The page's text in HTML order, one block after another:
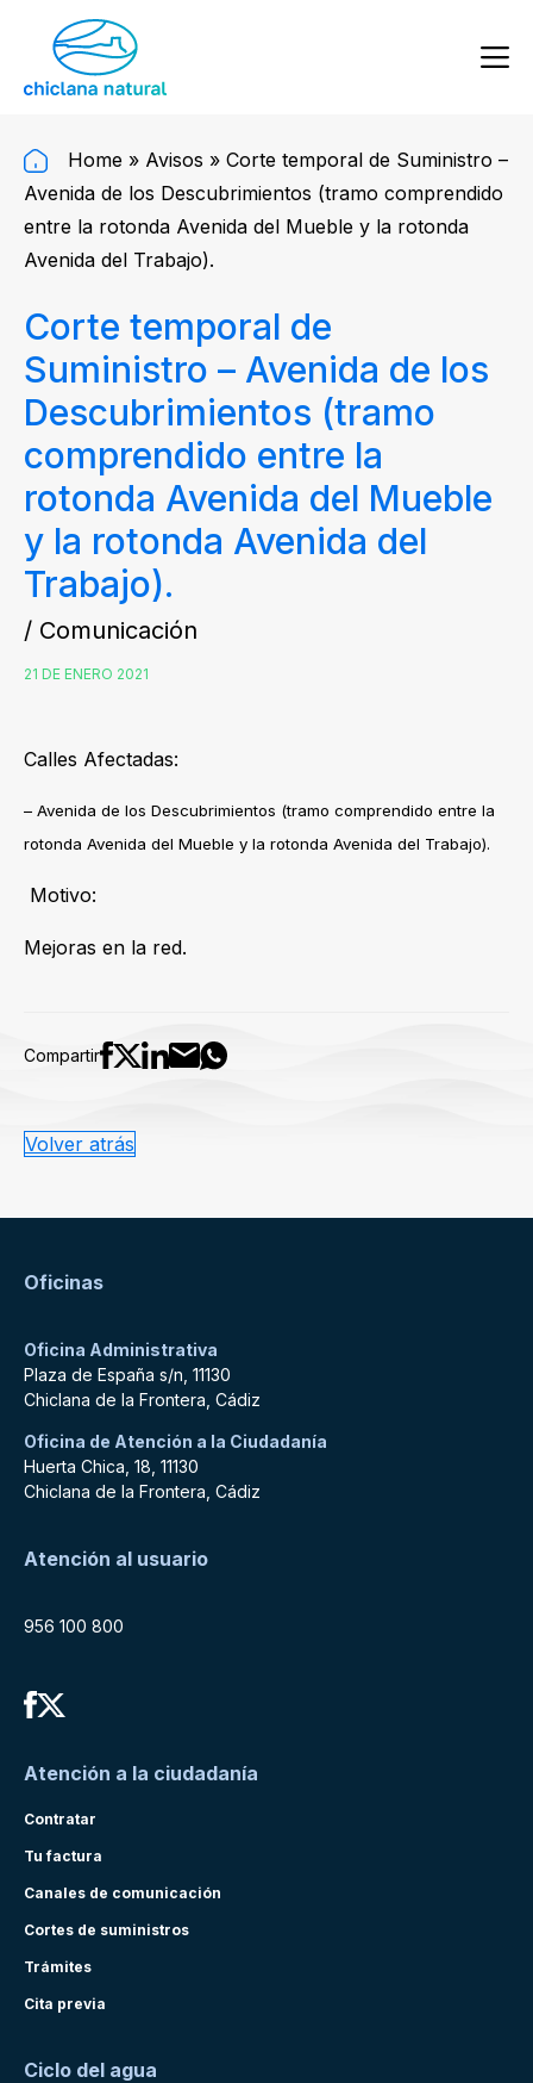
Home » Avisos » Corte temporal de Suministro –
Avenida de los Descubrimientos (tramo comprendido
entre la rotonda Avenida del Mueble y la rotonda
Avenida del Trabajo).
Corte temporal de
Suministro – Avenida de los
Descubrimientos (tramo
comprendido entre la
rotonda Avenida del Mueble
y la rotonda Avenida del
Trabajo).
/ Comunicación
21 DE ENERO 2021
Calles Afectadas:
– Avenida de los Descubrimientos (tramo comprendido entre la
rotonda Avenida del Mueble y la rotonda Avenida del Trabajo).
Motivo:
Mejoras en la red.
Compartir
Volver atrás
Oficinas
Oficina Administrativa
Plaza de España s/n, 11130
Chiclana de la Frontera, Cádiz
Oficina de Atención a la Ciudadanía
Huerta Chica, 18, 11130
Chiclana de la Frontera, Cádiz
Atención al usuario
956 100 800
Atención a la ciudadanía
Contratar
Tu factura
Canales de comunicación
Cortes de suministros
Trámites
Cita previa
Ciclo del agua